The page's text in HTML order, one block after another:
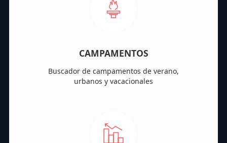
CAMPAMENTOS
Buscador de campamentos de verano,
urbanos y vacacionales